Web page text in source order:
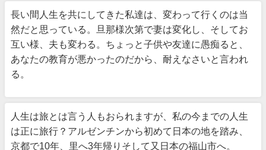
長い間人生を共にしてきた私達は、変わって行くのは当
然だと思っている。旦那様次第で妻は変化し、そしてお
互い様、夫も変わる。ちょっと子供や友達に愚痴ると、
あなたの教育が悪かったのだから、耐えなさいと言われ
る。
人生は旅とは言う人もおられますが、私の今までの人生
は正に旅行？アルゼンチンから初めて日本の地を踏み、
京都で10年、里へ3年帰りそして又日本の福山市へ。